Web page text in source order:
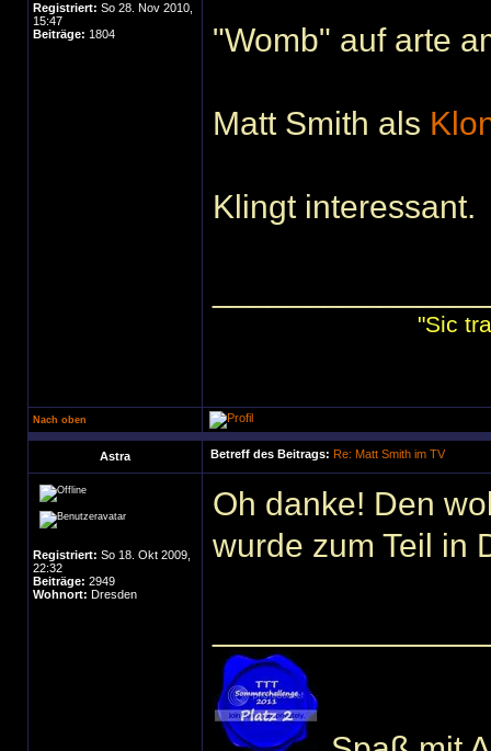
Registriert: So 28. Nov 2010,
15:47
Beiträge: 1804 "Womb" auf arte
Matt Smith als
Klingt interessant.
"Sic
Nach oben
Astra Betreff des Beitrags: Re: Matt Smith im TV
Registriert: So 18. Okt 2009,
22:32
Beiträge: 2949
Wohnort: Dresden
Oh danke! Den
wurde zum Teil in